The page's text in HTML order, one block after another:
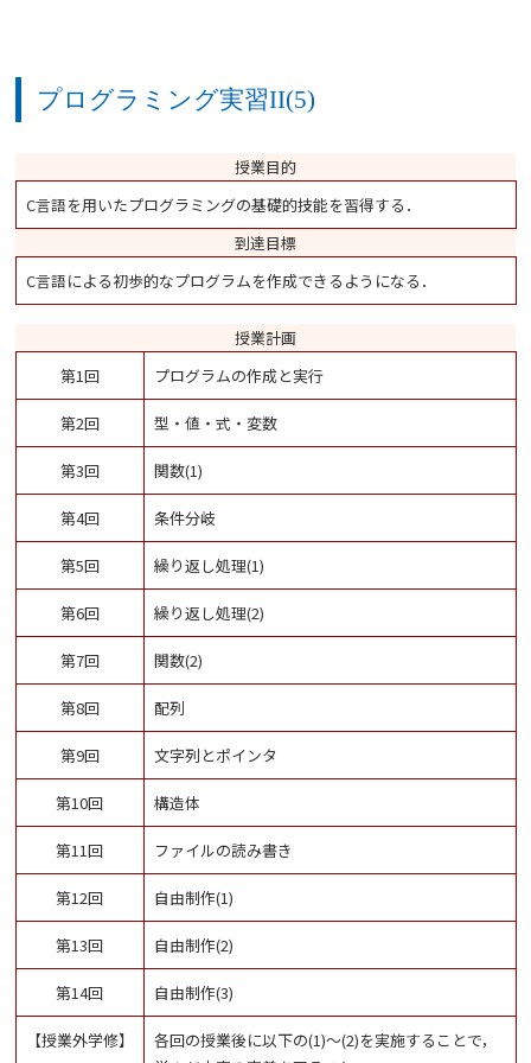
プログラミング実習II(5)
授業目的
C言語を用いたプログラミングの基礎的技能を習得する．
到達目標
C言語による初歩的なプログラムを作成できるようになる．
授業計画
第1回
プログラムの作成と実行
第2回 型・値・式・変数
第3回 関数(1)
第4回 条件分岐
第5回 繰り返し処理(1)
第6回 繰り返し処理(2)
第7回 関数(2)
第8回 配列
第9回 文字列とポインタ
第10回 構造体
第11回 ファイルの読み書き
第12回 自由制作(1)
第13回 自由制作(2)
第14回 自由制作(3)
【授業外学修】
各回の授業後に以下の(1)～(2)を実施することで，